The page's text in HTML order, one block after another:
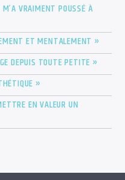
VRAIMENT POUSSÉ À
ET MENTALEMENT »
DEPUIS TOUTE PETITE »
»
EN VALEUR UN